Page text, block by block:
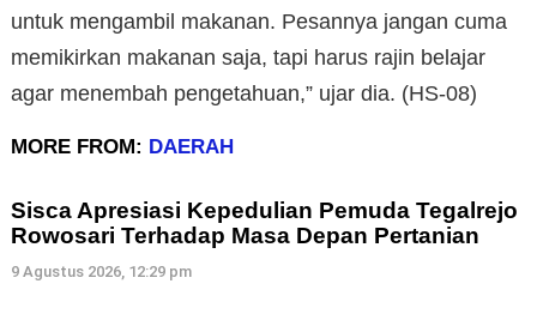
untuk mengambil makanan. Pesannya jangan cuma
memikirkan makanan saja, tapi harus rajin belajar
agar menembah pengetahuan,” ujar dia. (HS-08)
MORE FROM: DAERAH
Sisca Apresiasi Kepedulian Pemuda Tegalrejo
Rowosari Terhadap Masa Depan Pertanian
9 Agustus 2026, 12:29 pm